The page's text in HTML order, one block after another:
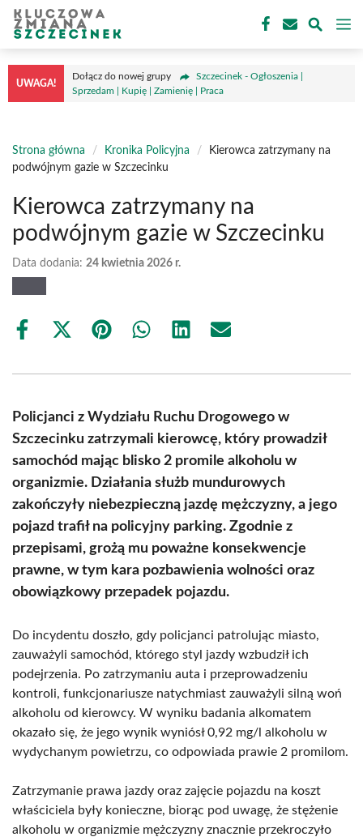
Przejdź
treści
UWAGA!
Dołącz do nowej grupy
Szczecinek - Ogłoszenia |
Sprzedam | Kupię | Zamienię | Praca
Strona główna / Kronika Policyjna /
Kierowca zatrzymany na
podwójnym gazie w Szczecinku
Kierowca zatrzymany na
podwójnym gazie w Szczecinku
Data dodania: 24 kwietnia 2026 r.
Share
Share
(Twitter)
Share Share Share Share
Policjanci z Wydziału Ruchu Drogowego w
Szczecinku zatrzymali kierowcę, który prowadził
samochód mając blisko 2 promile alkoholu w
organizmie. Działania służb mundurowych
zakończyły niebezpieczną jazdę mężczyzny, a jego
pojazd trafił na policyjny parking. Zgodnie z
przepisami, grożą mu poważne konsekwencje
prawne, w tym kara pozbawienia wolności oraz
obowiązkowy przepadek pojazdu.
Do incydentu doszło, gdy policjanci patrolując miasto,
zauważyli samochód, którego styl jazdy wzbudził ich
podejrzenia. Po zatrzymaniu auta i przeprowadzeniu
kontroli, funkcjonariusze natychmiast zauważyli silną woń
alkoholu od kierowcy. W wyniku badania alkomatem
okazało się, że jego wynik wyniósł 0,92 mg/l alkoholu w
wydychanym powietrzu, co odpowiada prawie 2 promilom.
Zatrzymanie prawa jazdy oraz zajęcie pojazdu na koszt
właściciela były konieczne, biorąc pod uwagę, że stężenie
alkoholu w organizmie mężczyzny znacznie przekroczyło